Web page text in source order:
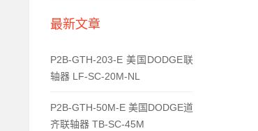
最新文章
P2B-GTH-203-E 美国DODGE联
轴器 LF-SC-20M-NL
P2B-GTH-50M-E 美国DODGE道
齐联轴器 TB-SC-45M